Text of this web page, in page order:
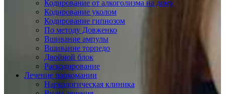
Кодирование от алкоголизма на дому
Кодирование уколом
Кодирование гипнозом
По методу Довженко
Вшивание ампулы
Вшивание торпедо
Двойной блок
Раскодирование
Лечение наркомании
Наркологическая клиника